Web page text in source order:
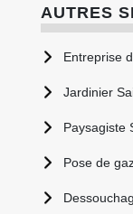
AUTRES
Entreprise
Jardinier
Paysagiste
Pose de